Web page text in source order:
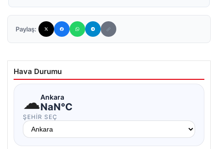
Paylaş:
Hava Durumu
☁Ankara
NaN°C
ŞEHIR SEÇ